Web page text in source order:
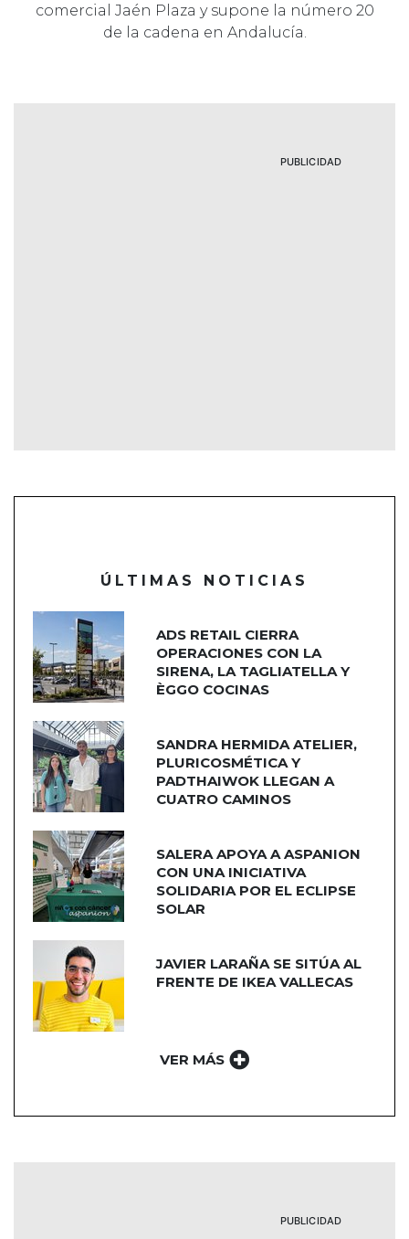
comercial Jaén Plaza y supone la número 20
de la cadena en Andalucía.
PUBLICIDAD
ÚLTIMAS NOTICIAS
ADS RETAIL CIERRA
OPERACIONES CON LA
SIRENA, LA TAGLIATELLA Y
ÈGGO COCINAS
SANDRA HERMIDA ATELIER,
PLURICOSMÉTICA Y
PADTHAIWOK LLEGAN A
CUATRO CAMINOS
SALERA APOYA A ASPANION
CON UNA INICIATIVA
SOLIDARIA POR EL ECLIPSE
SOLAR
JAVIER LARAÑA SE SITÚA AL
FRENTE DE IKEA VALLECAS
VER MÁS
PUBLICIDAD